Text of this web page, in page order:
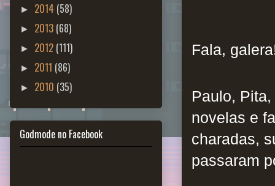
Fala,
Paulo,
novelas e
charadas,
passaram
► 2014 (58)
► 2013 (68)
► 2012 (111)
► 2011 (86)
► 2010 (35)
Godmode no Facebook